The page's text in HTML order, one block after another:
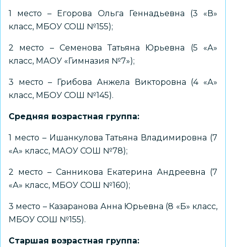
1 место – Егорова Ольга Геннадьевна (3 «В»
класс, МБОУ СОШ №155);
2 место – Семенова Татьяна Юрьевна (5 «А»
класс, МАОУ «Гимназия №7»);
3 место – Грибова Анжела Викторовна (4 «А»
класс, МБОУ СОШ №145).
Средняя возрастная группа:
1 место – Ишанкулова Татьяна Владимировна (7
«А» класс, МАОУ СОШ №78);
2 место – Санникова Екатерина Андреевна (7
«А» класс, МБОУ СОШ №160);
3 место – Казаранова Анна Юрьевна (8 «Б» класс,
МБОУ СОШ №155).
Старшая возрастная группа: